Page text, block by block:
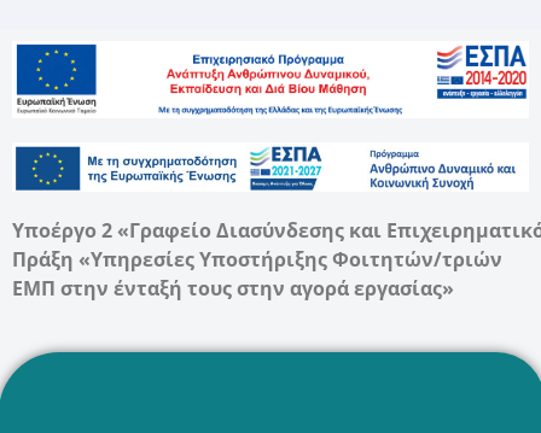
Υποέργο 2 «Γραφείο Διασύνδεσης και
Πράξη «Υπηρεσίες Υποστήριξης Φοιτητών/τριών
ΕΜΠ στην ένταξή τους στην αγορά εργασίας»